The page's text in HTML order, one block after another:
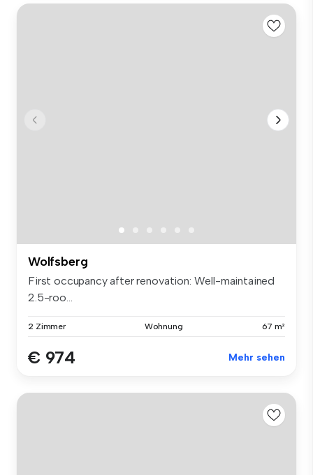
Wolfsberg
First occupancy after renovation: Well-maintained
2.5-roo...
2 Zimmer Wohnung 67 m²
€ 974 Mehr sehen